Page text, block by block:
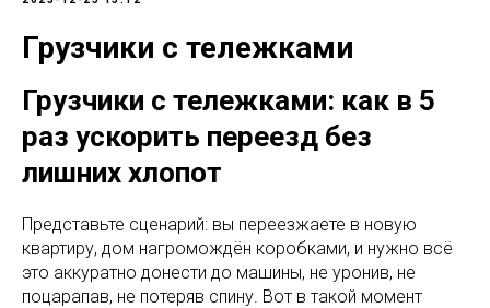
Грузчики с тележками
Грузчики с тележками: как в 5
раз ускорить переезд без
лишних хлопот
Представьте сценарий: вы переезжаете в новую
квартиру, дом нагромождён коробками, и нужно всё
это аккуратно донести до машины, не уронив, не
поцарапав, не потеряв спину. Вот в такой момент